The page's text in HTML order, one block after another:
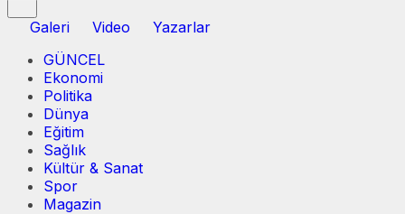
Galeri Video
Yazarlar
GÜNCEL
Ekonomi
Politika
Dünya
Eğitim
Sağlık
Kültür & Sanat
Spor
Magazin